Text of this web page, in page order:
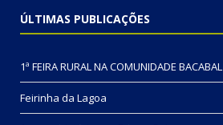
ÚLTIMAS PUBLICAÇÕES
1ª FEIRA RURAL NA COMUNIDADE BACABAL
Feirinha da Lagoa